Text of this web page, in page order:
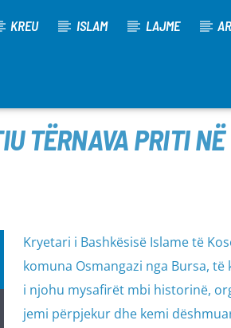
KREU ISLAM LAJME
TËRNAVA PRITI
Kryetari i Bashkësisë Islame të
komuna Osmangazi nga Bursa,
i njohu mysafirët mbi historinë,
jemi përpjekur dhe kemi